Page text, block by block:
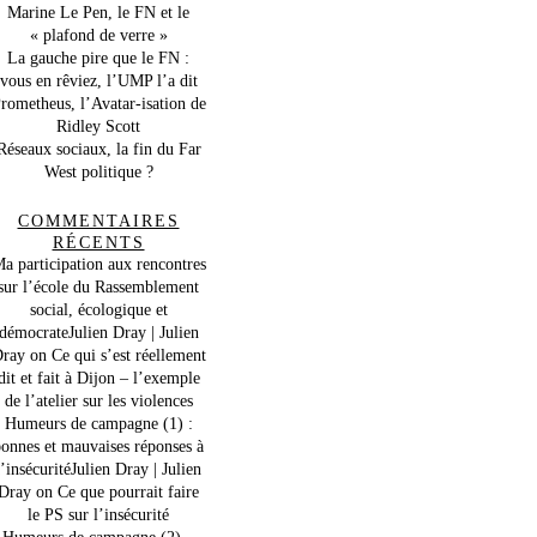
Marine Le Pen, le FN et le
« plafond de verre »
La gauche pire que le FN :
vous en rêviez, l’UMP l’a dit
l’Avatar-isation de
Ridley Scott
sociaux, la fin du Far
West politique ?
COMMENTAIRES
RÉCENTS
participation aux rencontres
l’école du Rassemblement
social, écologique et
démocrateJulien Dray | Julien
on Ce qui s’est réellement
et fait à Dijon – l’exemple
de l’atelier sur les violences
Humeurs de campagne (1) :
et mauvaises réponses à
Dray | Julien
on Ce que pourrait faire
le PS sur l’insécurité